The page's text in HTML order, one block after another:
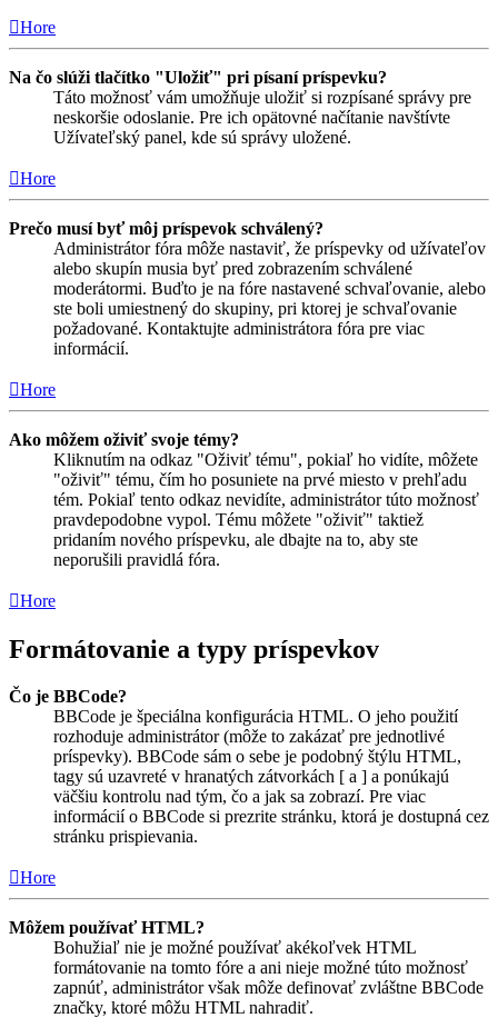
Hore
Na čo slúži tlačítko "Uložiť" pri písaní príspevku?
Táto možnosť vám umožňuje uložiť si rozpísané správy pre
neskoršie odoslanie. Pre ich opätovné načítanie navštívte
Užívateľský panel, kde sú správy uložené.
Hore
Prečo musí byť môj príspevok schválený?
Administrátor fóra môže nastaviť, že príspevky od užívateľov
alebo skupín musia byť pred zobrazením schválené
moderátormi. Buďto je na fóre nastavené schvaľovanie, alebo
ste boli umiestnený do skupiny, pri ktorej je schvaľovanie
požadované. Kontaktujte administrátora fóra pre viac
informácií.
Hore
Ako môžem oživiť svoje témy?
Kliknutím na odkaz "Oživiť tému", pokiaľ ho vidíte, môžete
"oživiť" tému, čím ho posuniete na prvé miesto v prehľadu
tém. Pokiaľ tento odkaz nevidíte, administrátor túto možnosť
pravdepodobne vypol. Tému môžete "oživiť" taktiež
pridaním nového príspevku, ale dbajte na to, aby ste
neporušili pravidlá fóra.
Hore
Formátovanie a typy príspevkov
Čo je BBCode?
BBCode je špeciálna konfigurácia HTML. O jeho použití
rozhoduje administrátor (môže to zakázať pre jednotlivé
príspevky). BBCode sám o sebe je podobný štýlu HTML,
tagy sú uzavreté v hranatých zátvorkách [ a ] a ponúkajú
väčšiu kontrolu nad tým, čo a jak sa zobrazí. Pre viac
informácií o BBCode si prezrite stránku, ktorá je dostupná cez
stránku prispievania.
Hore
Môžem používať HTML?
Bohužiaľ nie je možné používať akékoľvek HTML
formátovanie na tomto fóre a ani nieje možné túto možnosť
zapnúť, administrátor však môže definovať zvláštne BBCode
značky, ktoré môžu HTML nahradiť.